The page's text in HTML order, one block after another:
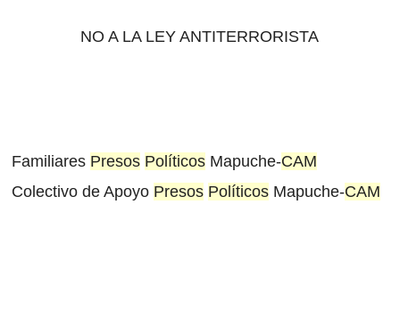
NO A LA LEY ANTITERRORISTA
Familiares Presos Políticos Mapuche-CAM
Colectivo de Apoyo Presos Políticos Mapuche-CAM